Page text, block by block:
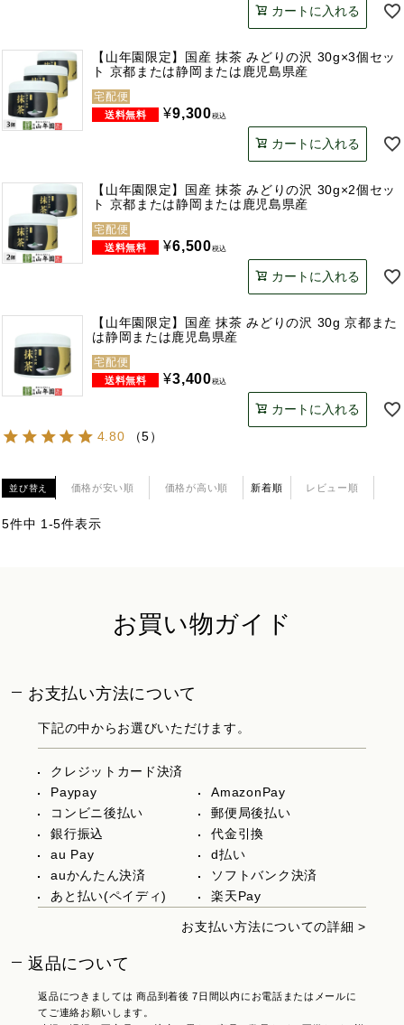
カートに入れる
【山年園限定】国産 抹茶 みどりの沢 30g×3個セッ
ト 京都または静岡または鹿児島県産
宅配便
¥9,300税込
カートに入れる
【山年園限定】国産 抹茶 みどりの沢 30g×2個セッ
ト 京都または静岡または鹿児島県産
宅配便
¥6,500税込
カートに入れる
【山年園限定】国産 抹茶 みどりの沢 30g 京都また
は静岡または鹿児島県産
宅配便
¥3,400税込
カートに入れる
4.80
（5）
並び替え 価格が安い順 価格が高い順 新着順 レビュー順
5件中 1 -5件表示
お買い物ガイド
お支払い方法について
下記の中からお選びいただけます。
クレジットカード決済
Paypay
AmazonPay
コンビニ後払い
郵便局後払い
銀行振込
代金引換
au Pay
d払い
auかんたん決済
ソフトバンク決済
あと払い(ペイディ)
楽天Pay
お支払い方法についての詳細 >
返品について
返品につきましては 商品到着後 7日間以内にお電話またはメールに
てご連絡お願いします。